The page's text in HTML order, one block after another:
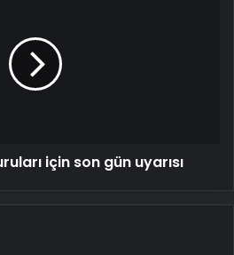
için son gün uyarısı